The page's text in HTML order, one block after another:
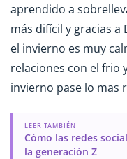
aprendido a
más difícil y gracias a
el invierno es muy
relaciones con el frio
invierno pase lo mas
LEER TAMBIÉN
Cómo las redes
la generación Z